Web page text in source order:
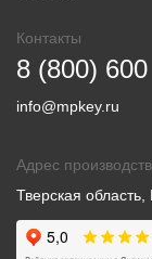
Контакты
8 (800)
info@mpkey.ru
Адрес
Тверская